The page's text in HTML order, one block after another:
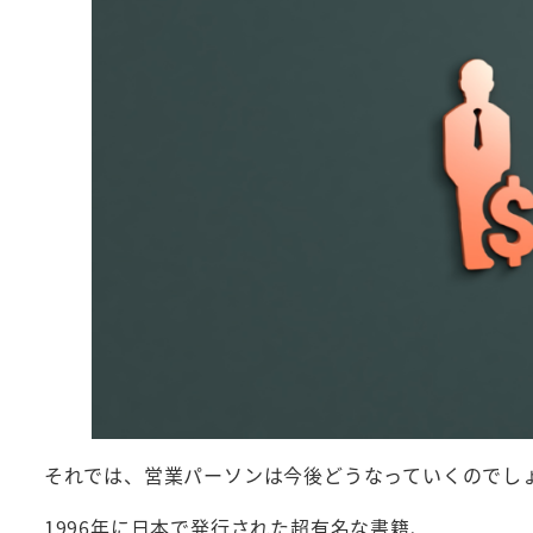
それでは、営業パーソンは今後どうなっていくのでし